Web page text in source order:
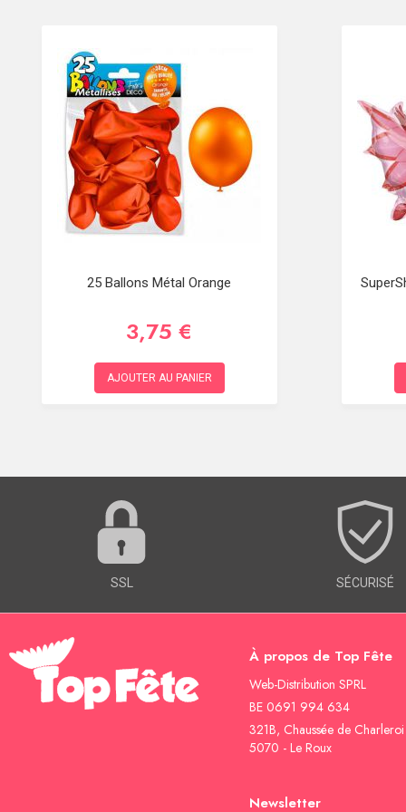
25 Ballons Métal Orange
3,75 €
AJOUTER AU PANIER
SSL SÉCURISÉ
À propos de Top Fête
Web-Distribution SPRL
BE 0691 994 634
321B, Chaussée de Charleroi
5070 - Le Roux
Newsletter